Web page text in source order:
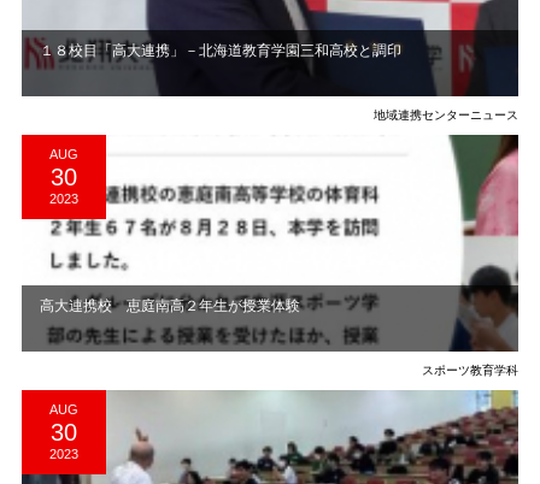
１８校目「高大連携」－北海道教育学園三和高校と調印
地域連携センターニュース
AUG
30
2023
高大連携校 恵庭南高２年生が授業体験
スポーツ教育学科
AUG
30
2023